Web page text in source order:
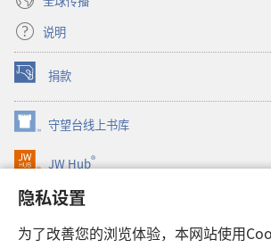
隐私设置
为了改善您的浏览体验，本网站使用
说明
捐款
（打
开
新
窗
口）
守望台线上书库
（打
开
新
口）
JW Hub®
（打
开
新
窗
口）
JW Library®
Watchtower Library